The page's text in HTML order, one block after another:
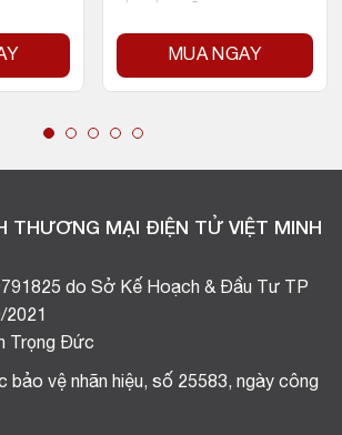
MUA NGAY
THƯƠNG MẠI ĐIỆN TỬ VIỆT MINH
do Sở Kế Hoạch & Đầu Tư TP
2021
Trọng Đức
bảo vệ nhãn hiệu, số 25583, ngày công